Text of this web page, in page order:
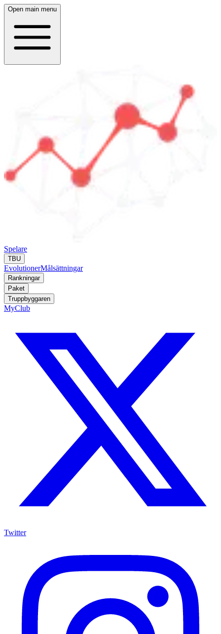
Open main menu
Spelare
TBU
EvolutionerMålsättningar
Rankningar
Paket
Truppbyggaren
MyClub
Twitter